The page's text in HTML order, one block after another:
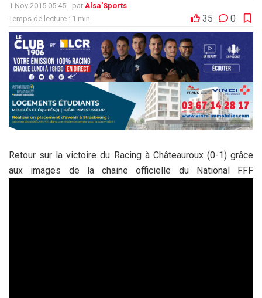
1 Nov 2015 05:45 par Alsa'Sports
Temps de lecture : 1 min
35 0
Retour sur la victoire du Racing à Châteauroux (0-1) grâce
aux images de la chaine officielle du National FFF